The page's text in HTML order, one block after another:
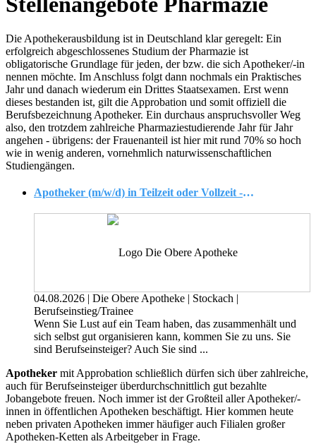
Die Apothekerausbildung ist in Deutschland klar geregelt: Ein
erfolgreich abgeschlossenes Studium der Pharmazie ist
obligatorische Grundlage für jeden, der bzw. die sich Apotheker/-in
nennen möchte. Im Anschluss folgt dann nochmals ein Praktisches
Jahr und danach wiederum ein Drittes Staatsexamen. Erst wenn
dieses bestanden ist, gilt die Approbation und somit offiziell die
Berufsbezeichnung Apotheker. Ein durchaus anspruchsvoller Weg
also, den trotzdem zahlreiche Pharmaziestudierende Jahr für Jahr
angehen - übrigens: der Frauenanteil ist hier mit rund 70% so hoch
wie in wenig anderen, vornehmlich naturwissenschaftlichen
Studiengängen.
Apotheker (m/w/d) in Teilzeit oder Vollzeit - flexibel
04.08.2026 | Die Obere Apotheke | Stockach |
Berufseinstieg/Trainee
Wenn Sie Lust auf ein Team haben, das zusammenhält und
sich selbst gut organisieren kann, kommen Sie zu uns. Sie
sind Berufseinsteiger? Auch Sie sind ...
Apotheker mit Approbation schließlich dürfen sich über zahlreiche,
auch für Berufseinsteiger überdurchschnittlich gut bezahlte
Jobangebote freuen. Noch immer ist der Großteil aller Apotheker/-
innen in öffentlichen Apotheken beschäftigt. Hier kommen heute
neben privaten Apotheken immer häufiger auch Filialen großer
Apotheken-Ketten als Arbeitgeber in Frage.